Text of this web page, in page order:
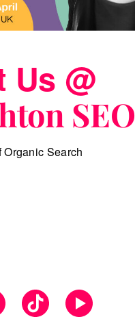
Us @‌
SEO
Organic Search